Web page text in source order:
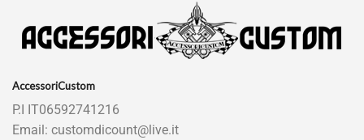
AccessoriCustom
P.I IT06592741216
Email: customdicount@live.it